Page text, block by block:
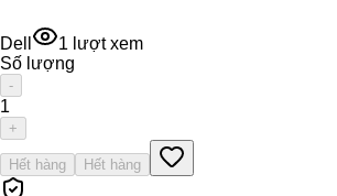
Dell 1 lượt xem
Số lượng
-
1
+
Hết hàng Hết hàng